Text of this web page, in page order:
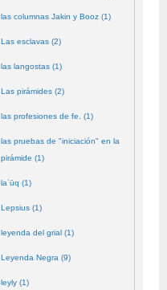
las columnas Jakin y Booz (1)
Las esclavas (2)
las langostas (1)
Las pirámides (2)
las profesiones de fe. (1)
las pruebas de "iniciación" en la
pirámide (1)
laʿūq (1)
Lepsius (1)
leyenda del grial (1)
Leyenda Negra (9)
leyly (1)